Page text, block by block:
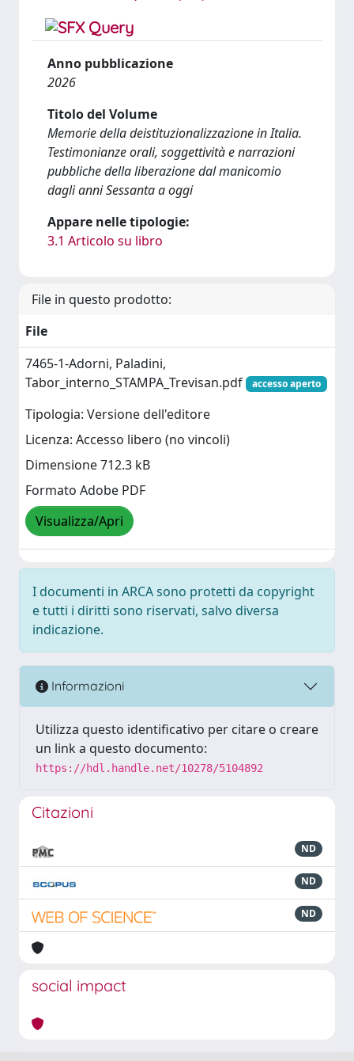
Anno pubblicazione
2026
Titolo del Volume
Memorie della deistituzionalizzazione in Italia.
Testimonianze orali, soggettività e narrazioni
pubbliche della liberazione dal manicomio
dagli anni Sessanta a oggi
Appare nelle tipologie:
3.1 Articolo su libro
File in questo prodotto:
File
7465-1-Adorni, Paladini,
Tabor_interno_STAMPA_Trevisan.pdf
accesso aperto
Tipologia: Versione dell'editore
Licenza: Accesso libero (no vincoli)
Dimensione 712.3 kB
Formato Adobe PDF
Visualizza/Apri
I documenti in ARCA sono protetti da copyright
e tutti i diritti sono riservati, salvo diversa
indicazione.
Informazioni
Utilizza questo identificativo per citare o creare
un link a questo documento:
https://hdl.handle.net/10278/5104892
Citazioni
ND
ND
ND
social impact